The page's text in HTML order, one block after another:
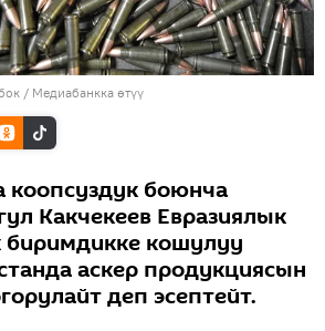
/ Медиабанкка өтүү
коопсуздук боюнча
Какчекеев Евразиялык
кошулуу
аскер продукциясын
деп эсептейт.